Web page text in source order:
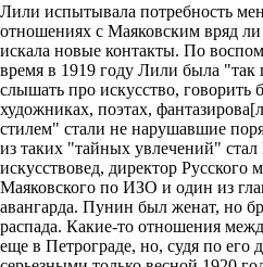
Лили испытывала потребность
отношениях с Маяковским вряд
искала новые контакты. По
время в 1919 году Лили была "так
слышать про искусство, говорить
художниках, поэтах,
стилем" стали не нарушавшие
из таких "тайных увлечений"
искусствовед, директор Русского
Маяковского по ИЗО и один из
авангарда. Пунин был женат, но
распада. Какие-то отношения
еще в Петрограде, но, судя по его